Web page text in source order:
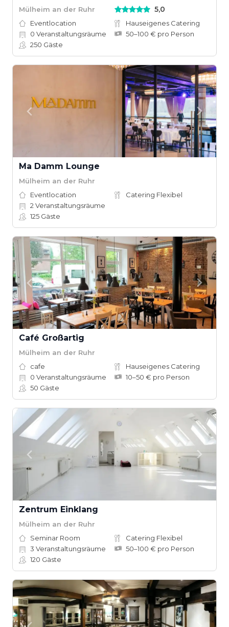
Mülheim an der Ruhr 5,0
Eventlocation
Hauseigenes Catering
0 Veranstaltungsräume
50–100 € pro Person
250 Gäste
Ma Damm Lounge
Mülheim an der Ruhr
Eventlocation
Catering Flexibel
2 Veranstaltungsräume
125 Gäste
Café Großartig
Mülheim an der Ruhr
cafe
Hauseigenes Catering
0 Veranstaltungsräume
10–50 € pro Person
50 Gäste
Zentrum Einklang
Mülheim an der Ruhr
Seminar Room
Catering Flexibel
3 Veranstaltungsräume
50–100 € pro Person
120 Gäste